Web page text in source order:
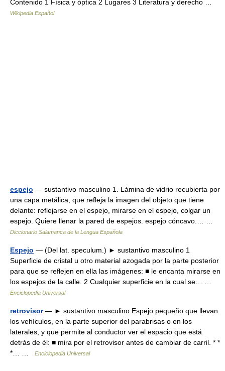
Contenido 1 Física y óptica 2 Lugares 3 Literatura y derecho …
Wikipedia Español
espejo — sustantivo masculino 1. Lámina de vidrio recubierta por
una capa metálica, que refleja la imagen del objeto que tiene
delante: reflejarse en el espejo, mirarse en el espejo, colgar un
espejo. Quiere llenar la pared de espejos. espejo cóncavo.… …
Diccionario Salamanca de la Lengua Española
Espejo — (Del lat. speculum.) ► sustantivo masculino 1
Superficie de cristal u otro material azogada por la parte posterior
para que se reflejen en ella las imágenes: ■ le encanta mirarse en
los espejos de la calle. 2 Cualquier superficie en la cual se… …
Enciclopedia Universal
retrovisor— ► sustantivo masculino Espejo pequeño que llevan
los vehículos, en la parte superior del parabrisas o en los
laterales, y que permite al conductor ver el espacio que está
detrás de él: ■ mira por el retrovisor antes de cambiar de carril. * *
*… …
Enciclopedia Universal